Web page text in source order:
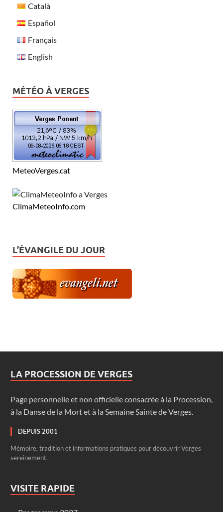
Català
Español
Français
English
MÉTÉO À VERGES
MeteoVerges.cat
ClimaMeteoInfo.com
L’ÉVANGILE DU JOUR
LA PROCESSION DE VERGES
Page personnelle et non officielle consacrée à la Procession,
à la Danse de la Mort et à la Semaine Sainte de Verges.
DEPUIS 2001
Mémoire, tradition et informations pratiques pour découvrir Verges
sereinement.
VISITE RAPIDE